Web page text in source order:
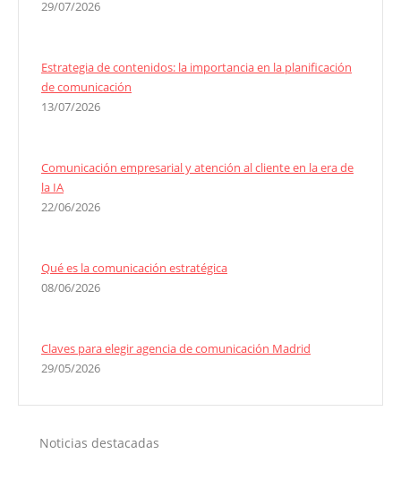
29/07/2026
Estrategia de contenidos: la importancia en la planificación
de comunicación
13/07/2026
Comunicación empresarial y atención al cliente en la era de
la IA
22/06/2026
Qué es la comunicación estratégica
08/06/2026
Claves para elegir agencia de comunicación Madrid
29/05/2026
Noticias destacadas